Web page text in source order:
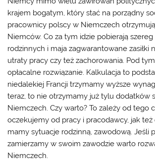
krajem bogatym, który stać na porządny
pracownicy polscy w Niemczech
Niemców. Co za tym idzie pobierają
rodzinnych i maja zagwarantowane zasiłki
utraty pracy czy też zachorowania. Pod
opłacalne rozwiązanie. Kalkulacja to
niedalekiej Francji trzymamy wyższe
teraz, to nie otrzymamy już tylu dodatków
Niemczech. Czy warto? To zależy od tego
oczekujemy od pracy i pracodawcy, jak
mamy sytuacje rodzinną, zawodową. Jeśli
zamierzamy w swoim zawodzie warto
Niemczech.